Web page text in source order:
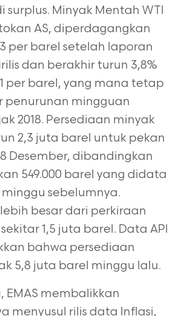
Minyak Mentah WTI
AS, diperdagangkan
per barel setelah laporan
dan berakhir turun 3,8%
per barel, yang mana tetap
penurunan mingguan
2018. Persediaan minyak
2,3 juta barel untuk pekan
Desember, dibandingkan
549.000 barel yang didata
sebelumnya.
besar dari perkiraan
1,5 juta barel. Data API
bahwa persediaan
5,8 juta barel minggu lalu.
EMAS membalikkan
menyusul rilis data Inflasi,